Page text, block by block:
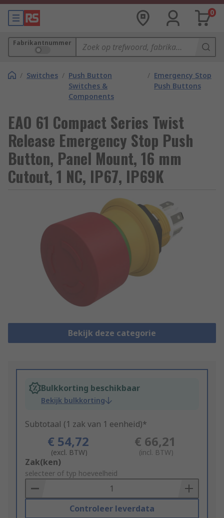
0
Fabrikantnummer
/ Switches / Push Button
Switches &
Components
/ Emergency Stop
Push Buttons
EAO 61 Compact Series Twist
Release Emergency Stop Push
Button, Panel Mount, 16 mm
Cutout, 1 NC, IP67, IP69K
Bekijk deze categorie
Bulkkorting beschikbaar
Bekijk bulkkorting
Subtotaal (1 zak van 1 eenheid)*
€ 54,72
(excl. BTW)
€ 66,21
(incl. BTW)
Add
to
Basket
Zak(ken)
selecteer of typ hoeveelheid
Controleer leverdata